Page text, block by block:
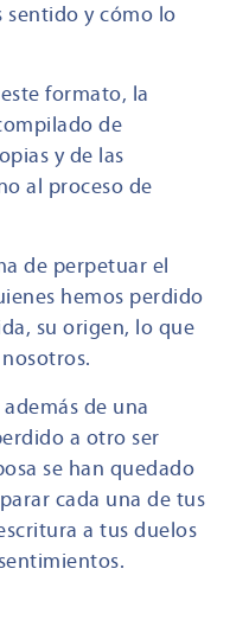
sentido y cómo lo
formato, la
de
y de las
al proceso de
de perpetuar el
hemos perdido
su origen, lo que
de una
a otro ser
se han quedado
cada una de tus
a tus duelos